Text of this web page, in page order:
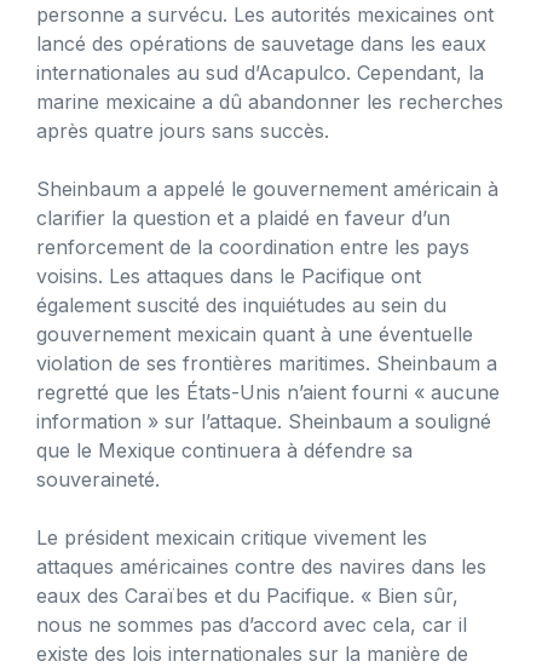
personne a survécu. Les autorités mexicaines ont
lancé des opérations de sauvetage dans les eaux
internationales au sud d’Acapulco. Cependant, la
marine mexicaine a dû abandonner les recherches
après quatre jours sans succès.
Sheinbaum a appelé le gouvernement américain à
clarifier la question et a plaidé en faveur d’un
renforcement de la coordination entre les pays
voisins. Les attaques dans le Pacifique ont
également suscité des inquiétudes au sein du
gouvernement mexicain quant à une éventuelle
violation de ses frontières maritimes. Sheinbaum a
regretté que les États-Unis n’aient fourni « aucune
information » sur l’attaque. Sheinbaum a souligné
que le Mexique continuera à défendre sa
souveraineté.
Le président mexicain critique vivement les
attaques américaines contre des navires dans les
eaux des Caraïbes et du Pacifique. « Bien sûr,
nous ne sommes pas d’accord avec cela, car il
existe des lois internationales sur la manière de